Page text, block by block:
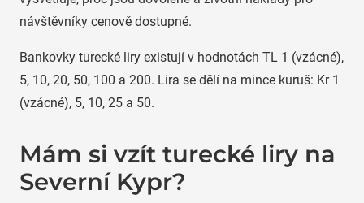
návštěvníky cenově dostupné.
Bankovky turecké liry existují v hodnotách TL 1 (vzácné),
5, 10, 20, 50, 100 a 200. Lira se dělí na mince kuruš: Kr 1
(vzácné), 5, 10, 25 a 50.
Mám si vzít turecké liry na
Severní Kypr?